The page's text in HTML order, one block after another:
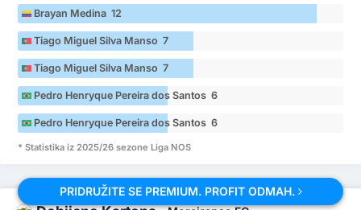
Brayan Medina 12
Tiago Miguel Silva Manso 7
Tiago Miguel Silva Manso 7
Pedro Henryque Pereira dos Santos 6
Pedro Henryque Pereira dos Santos 6
* Statistika iz 2025/26 sezone Liga NOS
PRIDRUŽITE SE PREMIUM. PROFIT ODMAH.